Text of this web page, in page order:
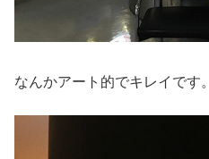
なんかアート的でキレイです。